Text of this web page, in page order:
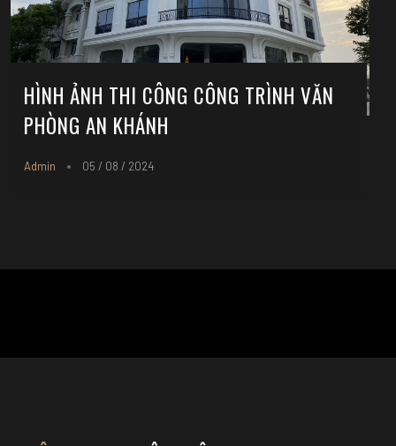
HÌNH ẢNH THI CÔNG CÔNG TRÌNH VĂN
PHÒNG AN KHÁNH
Admin 05 / 08 / 2024